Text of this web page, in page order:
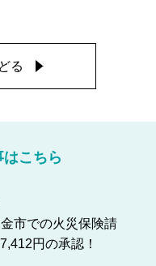
る
こちら
市での火災保険請
円の承認！